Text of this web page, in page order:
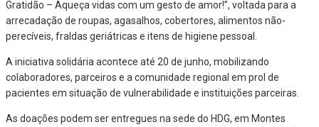
Gratidão – Aqueça vidas com um gesto de amor!”, voltada para a
arrecadação de roupas, agasalhos, cobertores, alimentos não-
perecíveis, fraldas geriátricas e itens de higiene pessoal.
A iniciativa solidária acontece até 20 de junho, mobilizando
colaboradores, parceiros e a comunidade regional em prol de
pacientes em situação de vulnerabilidade e instituições parceiras.
As doações podem ser entregues na sede do HDG, em Montes